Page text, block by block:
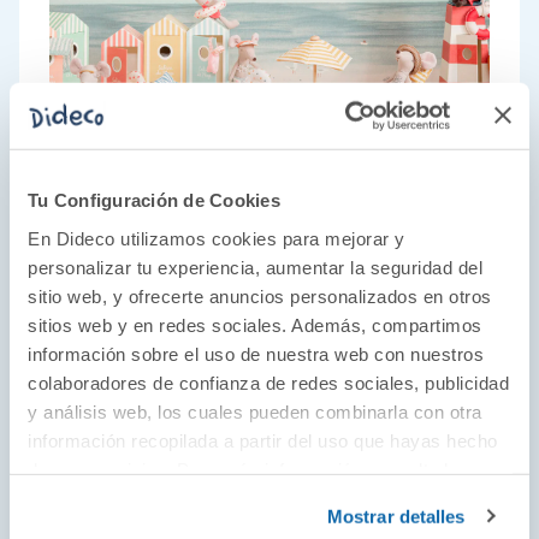
Tu Configuración de Cookies
En Dideco utilizamos cookies para mejorar y
personalizar tu experiencia, aumentar la seguridad del
sitio web, y ofrecerte anuncios personalizados en otros
sitios web y en redes sociales. Además, compartimos
información sobre el uso de nuestra web con nuestros
colaboradores de confianza de redes sociales, publicidad
y análisis web, los cuales pueden combinarla con otra
información recopilada a partir del uso que hayas hecho
Mostrar detalles
Los ratones más simpáticos
Descubre un mundo del que no querrás salir:
¡el mundo de Maileg! Se trata de un mundo en
el que las cajas de cerillas son la cama
amigos. A través sus personajes y accesorios,